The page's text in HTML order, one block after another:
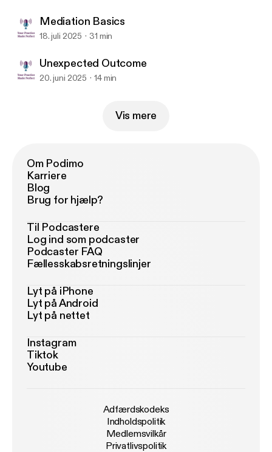
Mediation Basics
18. juli 2025 31 min
Unexpected Outcome
20. juni 2025 14 min
Vis mere
Om Podimo
Karriere
Blog
Brug for hjælp?
Til Podcastere
Log ind som podcaster
Podcaster FAQ
Fællesskabsretningslinjer
Lyt på iPhone
Lyt på Android
Lyt på nettet
Instagram
Tiktok
Youtube
Adfærdskodeks
Indholdspolitik
Medlemsvilkår
Privatlivspolitik